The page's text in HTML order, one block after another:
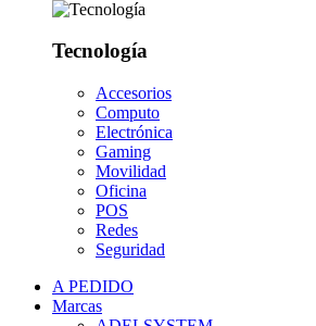
Tecnología
Accesorios
Computo
Electrónica
Gaming
Movilidad
Oficina
POS
Redes
Seguridad
A PEDIDO
Marcas